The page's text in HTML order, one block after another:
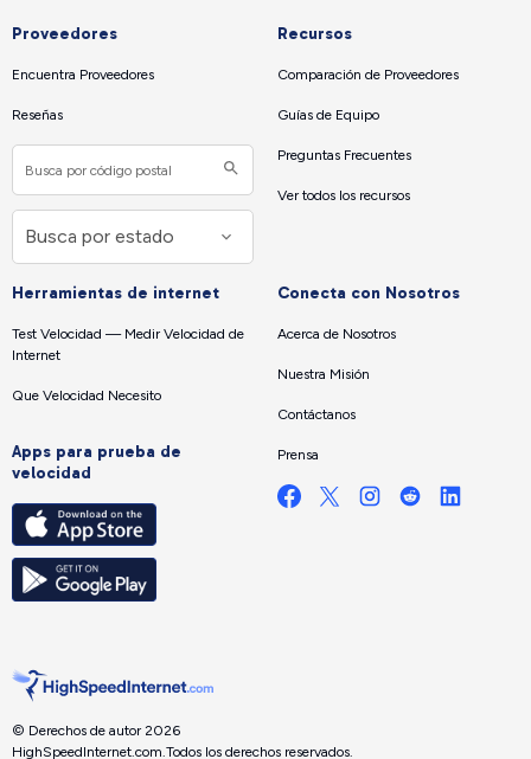
Proveedores
Encuentra Proveedores
Reseñas
Recursos
Comparación de Proveedores
Guías de Equipo
Preguntas Frecuentes
Ver todos los recursos
Herramientas de internet
Test Velocidad — Medir Velocidad de
Internet
Que Velocidad Necesito
Apps para prueba de
velocidad
Conecta con Nosotros
Acerca de Nosotros
Nuestra Misión
Contáctanos
Prensa
© Derechos de autor 2026
HighSpeedInternet.com.Todos los derechos reservados.